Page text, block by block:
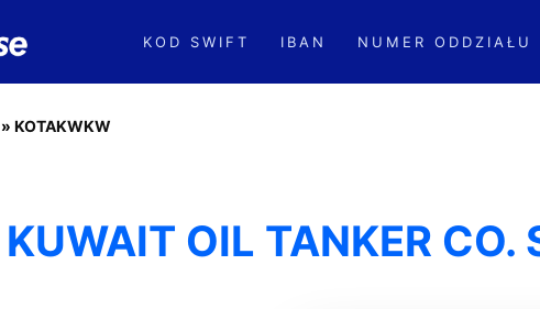
KOD SWIFT IBAN NUMER ODDZIAŁU
» KOTAKWKW
OIL TANKER CO.